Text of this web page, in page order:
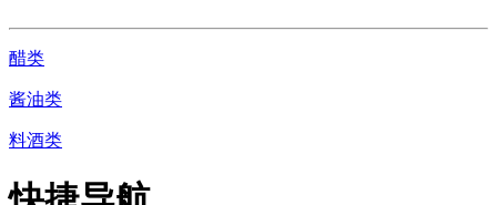
醋类
酱油类
料酒类